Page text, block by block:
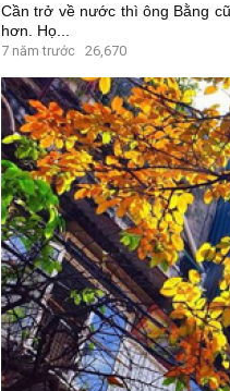
Cần trở về nước thì ông Bằng
hơn. Họ...
7 năm trước 26,670